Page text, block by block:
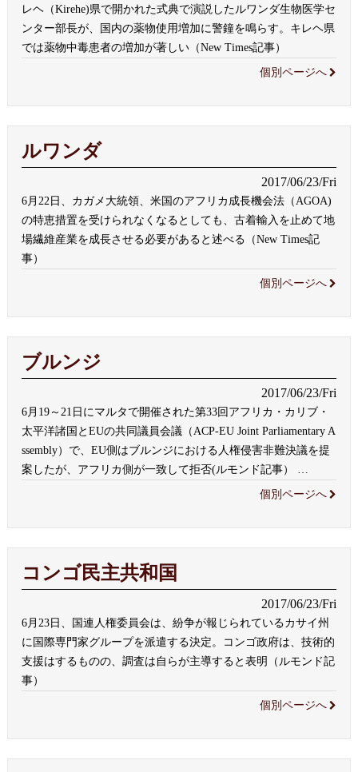
レヘ（Kirehe)県で開かれた式典で演説したルワンダ生物医学セ
ンター部長が、国内の薬物使用増加に警鐘を鳴らす。キレヘ県
では薬物中毒患者の増加が著しい（New Times記事）
個別ページへ
ルワンダ
2017/06/23/Fri
6月22日、カガメ大統領、米国のアフリカ成長機会法（AGOA)
の特恵措置を受けられなくなるとしても、古着輸入を止めて地
場繊維産業を成長させる必要があると述べる（New Times記
事）
個別ページへ
ブルンジ
2017/06/23/Fri
6月19～21日にマルタで開催された第33回アフリカ・カリブ・
太平洋諸国とEUの共同議員会議（ACP-EU Joint Parliamentary A
ssembly）で、EU側はブルンジにおける人権侵害非難決議を提
案したが、アフリカ側が一致して拒否(ルモンド記事）
個別ページへ
コンゴ民主共和国
2017/06/23/Fri
6月23日、国連人権委員会は、紛争が報じられているカサイ州
に国際専門家グループを派遣する決定。コンゴ政府は、技術的
支援はするものの、調査は自らが主導すると表明（ルモンド記
事）
個別ページへ